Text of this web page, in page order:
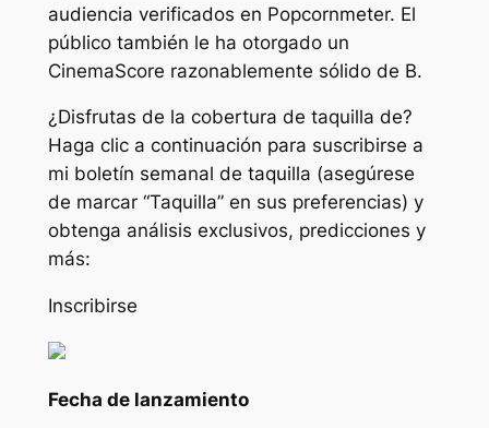
audiencia verificados en Popcornmeter. El
público también le ha otorgado un
CinemaScore razonablemente sólido de B.
¿Disfrutas de la cobertura de taquilla de?
Haga clic a continuación para suscribirse a
mi boletín semanal de taquilla (asegúrese
de marcar “Taquilla” en sus preferencias) y
obtenga análisis exclusivos, predicciones y
más:
Inscribirse
Fecha de lanzamiento